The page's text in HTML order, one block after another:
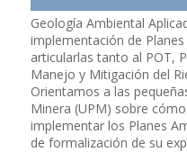
Geología Ambiental
implementación de
articularlas tanto al POT,
Manejo y Mitigación del
Orientamos a las
Minera (UPM) sobre
implementar los Planes
de formalización de su